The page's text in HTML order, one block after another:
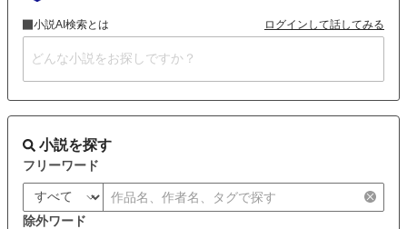
小説AI検索とは ログインして話してみる
小説を探す
フリーワード
除外ワード